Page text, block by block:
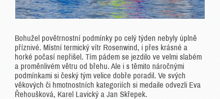
Bohužel povětrnostní podmínky po celý týden nebyly úplně
příznivé. Místní termický vítr Rosenwind, i přes krásné a
horké počasí nepřišel. Tím pádem se jezdilo ve velmi slabém
a proměnlivém větru od břehu. Ale i s těmito náročnými
podmínkami si český tým velice dobře poradil. Ve svých
věkových či hmotnostních kategoriích si medaile odvezli Eva
Řehoušková, Karel Lavický a Jan Skřepek.